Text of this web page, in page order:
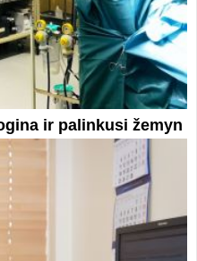
ir palinkusi žemyn